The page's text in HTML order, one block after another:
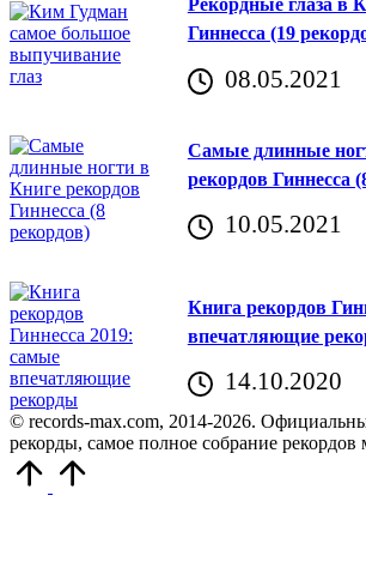
Рекордные глаза в
Гиннесса (19
08.05.2021
Самые длинные
рекордов Гиннесса
10.05.2021
Книга рекордов
впечатляющие
14.10.2020
© records-max.com, 2014-2026.
рекорды, самое полное собрание рекордов